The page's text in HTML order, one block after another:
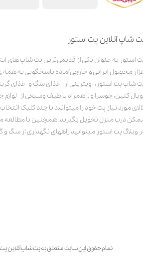
شاپ آنلاین پت استور
محصول ایرانی و خارجی آماده پاسخگویی به
شاپ پت استور، ویترینی از غذای سگ و غذای گربه
کنین، جوسرا و .. همراه با طیف وسیعی از
مورد نیاز پت خود را میتوانید با چند کلیک
درب منزل تحویل بگیرید. همچنین با مطالعه
وبلاگ پت استور میتوانید راههای نگهداری از سگ و
تمام حقوق این سایت متعلق به پت شاپ آنلاین پت